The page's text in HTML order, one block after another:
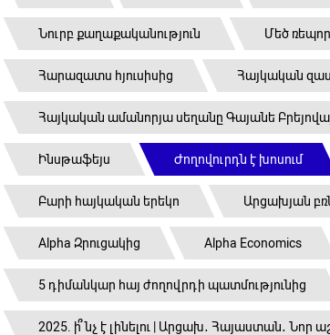
Նուրբ քաղաքականություն Մեծ
Հարազատս հյուսիսից Հայկական
Հայկական ամանորյա սեղանը Գայանե
Ինսթաֆեյս Ժողովուրդն է խոսում
Բարի հայկական երեկո Արցախյան
Alpha Զրուցակից Alpha Economics
5 դիմանկար հայ ժողովրդի պատմությունից
2025. ի՞նչ է լինելու | Արցախ․ Հայաստան․